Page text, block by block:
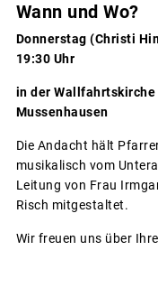
Wann und Wo?
Donnerstag (Christi
19:30 Uhr
in der Wallfahrtskirche
Mussenhausen
Die Andacht hält
musikalisch vom
Leitung von Frau
Risch mitgestaltet.
Wir freuen uns über